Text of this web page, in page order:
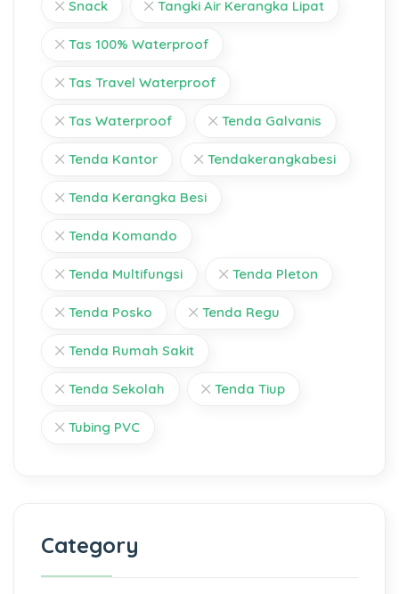
Snack Tangki Air Kerangka Lipat
Tas 100% Waterproof
Tas Travel Waterproof
Tas Waterproof Tenda Galvanis
Tenda Kantor Tendakerangkabesi
Tenda Kerangka Besi
Tenda Komando
Tenda Multifungsi Tenda Pleton
Tenda Posko Tenda Regu
Tenda Rumah Sakit
Tenda Sekolah Tenda Tiup
Tubing PVC
Category